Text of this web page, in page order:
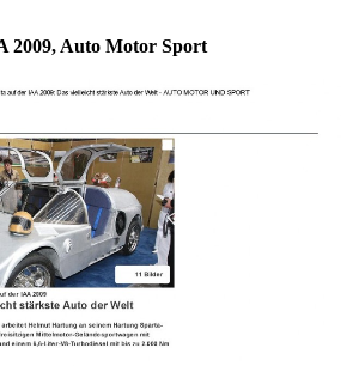
2009, Auto Motor Sport